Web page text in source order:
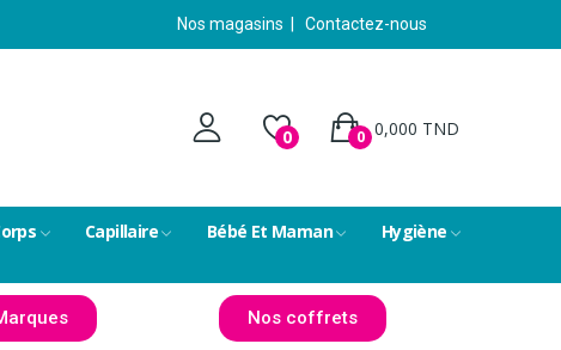
Nos magasins Contactez-nous
0 0,000 TND
0
Capillaire Bébé Et Maman
Hygiène
Nos coffrets